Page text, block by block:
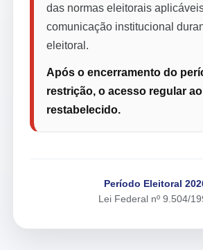
das normas eleitorais
comunicação institucional
eleitoral.
Após o encerramento do
restrição, o acesso regular
restabelecido.
Período Eleitoral
Lei Federal nº 9.504/